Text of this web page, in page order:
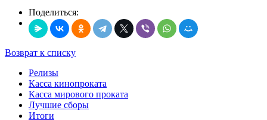
Поделиться:
Возврат к списку
Релизы
Касса кинопроката
Касса мирового проката
Лучшие сборы
Итоги